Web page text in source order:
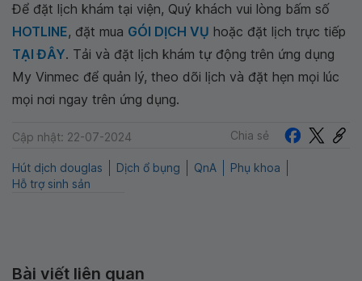
Để đặt lịch khám tại viện, Quý khách vui lòng bấm số
HOTLINE, đặt mua GÓI DỊCH VỤ hoặc đặt lịch trực tiếp
TẠI ĐÂY. Tải và đặt lịch khám tự động trên ứng dụng
My Vinmec để quản lý, theo dõi lịch và đặt hẹn mọi lúc
mọi nơi ngay trên ứng dụng.
Cập nhật: 22-07-2024 Chia sẻ
Hút dịch douglas Dịch ổ bụng QnA
Phụ khoa
Hỗ trợ sinh sản
Bài viết liên quan